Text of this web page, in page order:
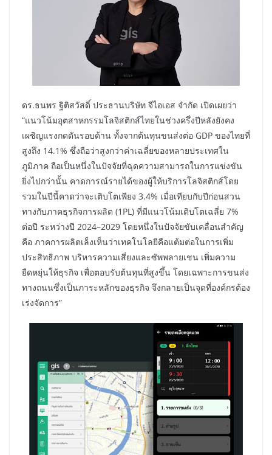
ดร.ธนพร ฐิติสวัสดิ์ ประธานบริษัท จีไอเอส จำกัด เปิดเผยว่า
“แนวโน้มอุตสาหกรรมโลจิสติกส์ไทยในช่วงครึ่งปีหลังยังคง
เผชิญแรงกดดันรอบด้าน ทั้งจากต้นทุนขนส่งต่อ GDP ของไทยที่
สูงถึง 14.1% ซึ่งถือว่าสูงกว่าค่าเฉลี่ยของหลายประเทศใน
ภูมิภาค ถือเป็นหนึ่งในปัจจัยที่ฉุดความสามารถในการแข่งขัน
ยิ่งไปกว่านั้น คาดการณ์รายได้ของผู้ให้บริการโลจิสติกส์โดย
รวมในปีนี้คาดว่าจะเติบโตเพียง 3.4% เมื่อเทียบกับปีก่อนสวน
ทางกับภาคธุรกิจการผลิต (1PL) ที่มีแนวโน้มเติบโตเฉลี่ย 7%
ต่อปี ระหว่างปี 2024–2029 โดยหนึ่งในปัจจัยขับเคลื่อนสำคัญ
คือ ภาคการผลิตเล็งเห็นว่าเทคโนโลยีคือแต้มต่อในการเพิ่ม
ประสิทธิภาพ บริหารความเสี่ยงและซัพพลายเชน เพิ่มความ
ยืดหยุ่นให้ธุรกิจ เพื่อตอบรับต้นทุนที่สูงขึ้น โดยเฉพาะการขนส่ง
ทางถนนซึ่งเป็นภาระหลักของธุรกิจ จึงกลายเป็นจุดที่องค์กรต้อง
เร่งจัดการ”